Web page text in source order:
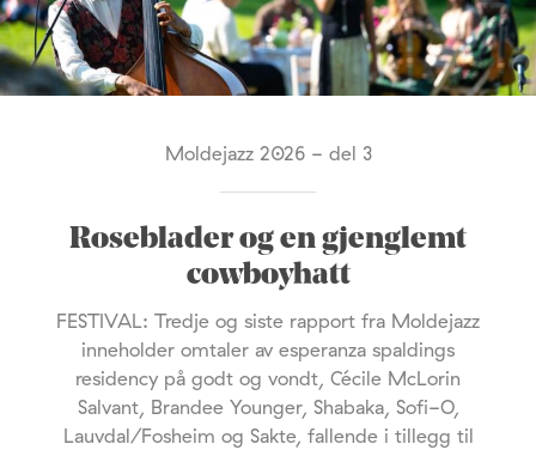
Moldejazz 2026 - del 3
Roseblader og en gjenglemt
cowboyhatt
FESTIVAL: Tredje og siste rapport fra Moldejazz
inneholder omtaler av esperanza spaldings
residency på godt og vondt, Cécile McLorin
Salvant, Brandee Younger, Shabaka, Sofi-O,
Lauvdal/Fosheim og Sakte, fallende i tillegg til